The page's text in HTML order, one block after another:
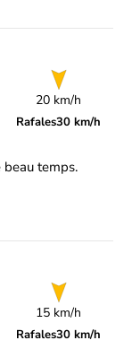
20 km/h
Rafales30 km/h
temps.
15 km/h
Rafales30 km/h